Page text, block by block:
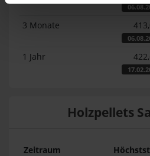
3 Monate
1 Jahr
Holzpellets
Zeitraum